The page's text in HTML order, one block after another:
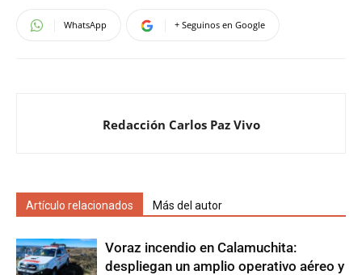
WhatsApp + Seguinos en Google
Redacción Carlos Paz Vivo
Artículo relacionados Más del autor
Voraz incendio en Calamuchita:
despliegan un amplio operativo aéreo y